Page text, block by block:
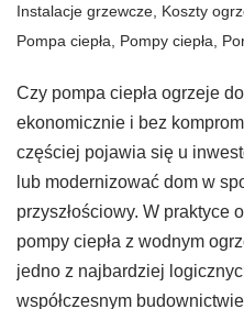
Instalacje grzewcze Koszty
Pompa ciepła
Pompy ciepła
Czy pompa ciepła ogrzeje
ekonomicznie i bez
częściej pojawia się u
lub modernizować dom w
przyszłościowy. W praktyce
pompy ciepła z wodnym
jedno z najbardziej
współczesnym